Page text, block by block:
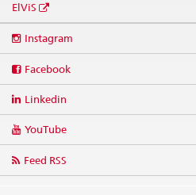
ElViS
media
Instagram
Facebook
Linkedin
YouTube
Feed RSS